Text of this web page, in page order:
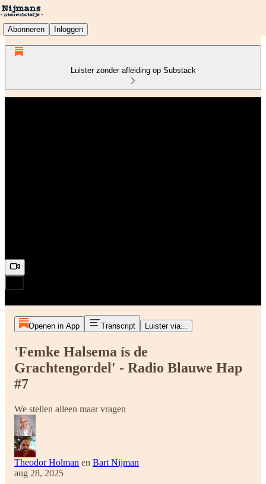
Abonneren Inloggen
Luister zonder afleiding op Substack
Openen in App Transcript Luister via...
'Femke Halsema ís de
Grachtengordel' - Radio Blauwe Hap
#7
We stellen alleen maar vragen
Theodor Holman en Bart Nijman
aug 28, 2025